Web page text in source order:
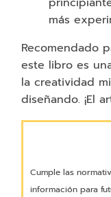
más
Recomendado
este libro es
la creatividad
diseñando. ¡El
Cumple las
información para